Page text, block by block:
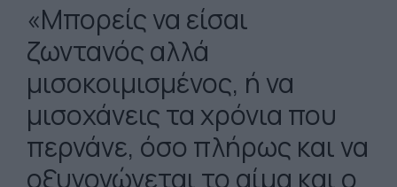
«Μπορείς να είσαι
ζωντανός αλλά
μισοκοιμισμένος, ή να
μισοχάνεις τα χρόνια που
περνάνε, όσο πλήρως και να
οξυγονώνεται το αίμα και ο